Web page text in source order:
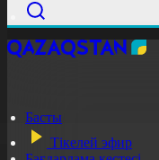
Басты
Тікелей эфир